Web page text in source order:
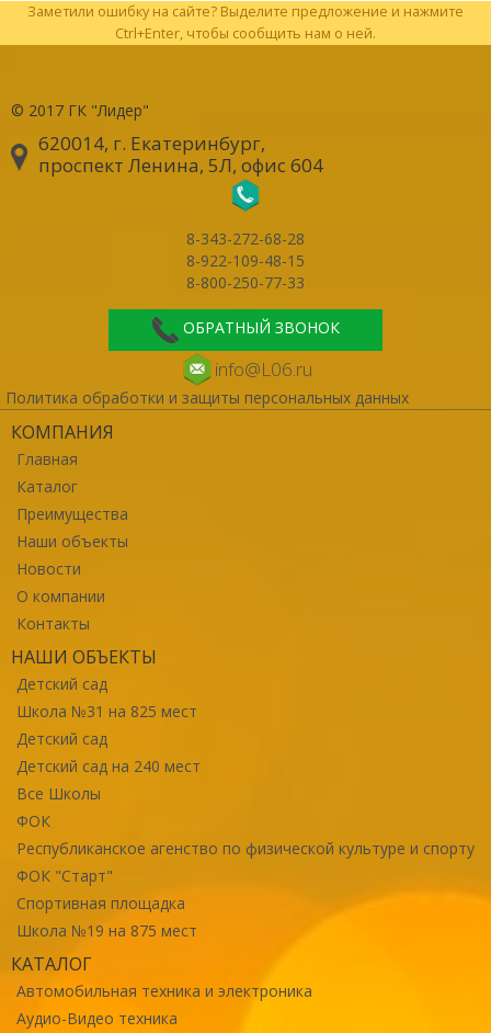
Заметили ошибку на сайте? Выделите предложение и нажмите
Ctrl+Enter, чтобы сообщить нам о ней.
© 2017 ГК "Лидер"
620014, г. Екатеринбург,
проспект Ленина, 5Л, офис 604
8-343-272-68-28
8-922-109-48-15
8-800-250-77-33
ОБРАТНЫЙ ЗВОНОК
info@L06.ru
Политика обработки и защиты персональных данных
КОМПАНИЯ
Главная
Каталог
Преимущества
Наши объекты
Новости
О компании
Контакты
НАШИ ОБЪЕКТЫ
Детский сад
Школа №31 на 825 мест
Детский сад
Детский сад на 240 мест
Все Школы
ФОК
Республиканское агенство по физической культуре и спорту
ФОК "Старт"
Спортивная площадка
Школа №19 на 875 мест
КАТАЛОГ
Автомобильная техника и электроника
Аудио-Видео техника